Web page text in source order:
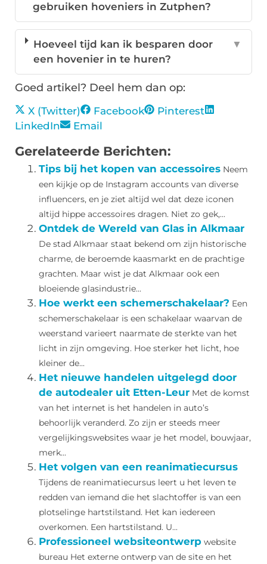
gebruiken hoveniers in Zutphen?
Hoeveel tijd kan ik besparen door
een hovenier in te huren?
▼
Goed artikel? Deel hem dan op:
X (Twitter) Facebook
Pinterest
LinkedIn
Email
Gerelateerde Berichten:
Tips bij het kopen van accessoires Neem
een kijkje op de Instagram accounts van diverse
influencers, en je ziet altijd wel dat deze iconen
altijd hippe accessoires dragen. Niet zo gek,...
Ontdek de Wereld van Glas in Alkmaar
De stad Alkmaar staat bekend om zijn historische
charme, de beroemde kaasmarkt en de prachtige
grachten. Maar wist je dat Alkmaar ook een
bloeiende glasindustrie...
Hoe werkt een schemerschakelaar? Een
schemerschakelaar is een schakelaar waarvan de
weerstand varieert naarmate de sterkte van het
licht in zijn omgeving. Hoe sterker het licht, hoe
kleiner de...
Het nieuwe handelen uitgelegd door
de autodealer uit Etten-Leur Met de komst
van het internet is het handelen in auto’s
behoorlijk veranderd. Zo zijn er steeds meer
vergelijkingswebsites waar je het model, bouwjaar,
merk...
Het volgen van een reanimatiecursus
Tijdens de reanimatiecursus leert u het leven te
redden van iemand die het slachtoffer is van een
plotselinge hartstilstand. Het kan iedereen
overkomen. Een hartstilstand. U...
Professioneel websiteontwerp website
bureau Het externe ontwerp van de site en het